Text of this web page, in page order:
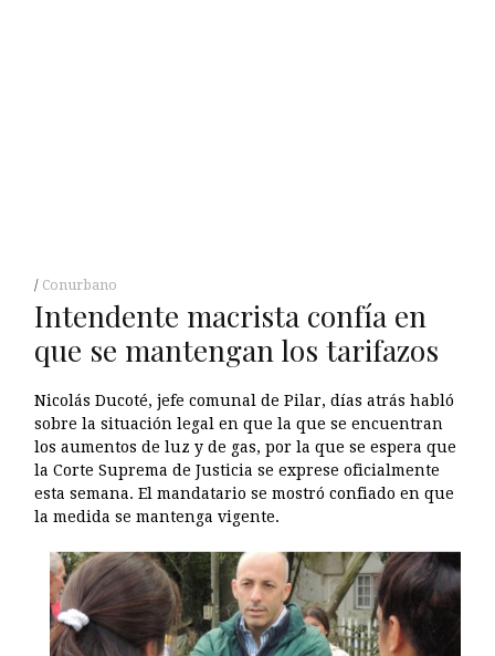
Conurbano
Intendente macrista confía en
que se mantengan los tarifazos
Nicolás Ducoté, jefe comunal de Pilar, días atrás habló
sobre la situación legal en que la que se encuentran
los aumentos de luz y de gas, por la que se espera que
la Corte Suprema de Justicia se exprese oficialmente
esta semana. El mandatario se mostró confiado en que
la medida se mantenga vigente.